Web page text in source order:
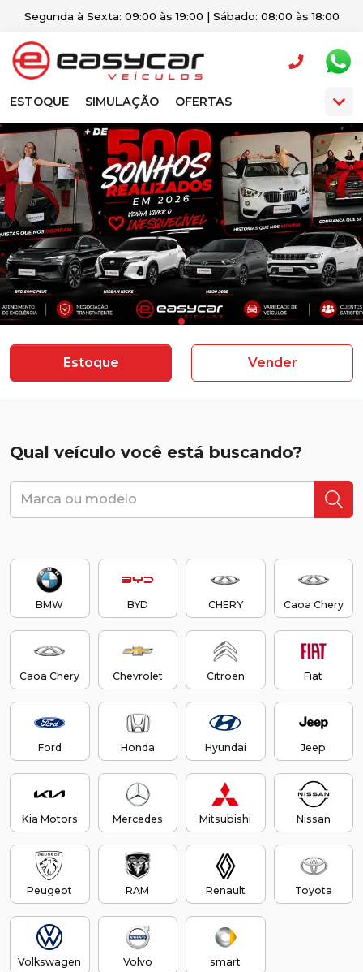
Segunda à Sexta: 09:00 às 19:00 | Sábado: 08:00 às 18:00
ESTOQUE SIMULAÇÃO OFERTAS
Estoque Vender
Qual veículo você está buscando?
BMW BYD CHERY Caoa Chery
Caoa Chery Chevrolet Citroën Fiat
Ford Honda Hyundai Jeep
Kia Motors Mercedes Mitsubishi Nissan
Peugeot RAM Renault Toyota
Volkswagen Volvo smart